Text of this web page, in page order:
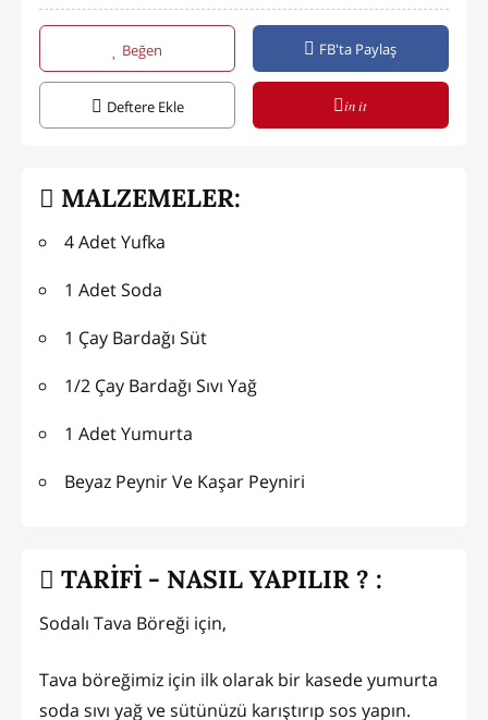
Beğen FB'ta Paylaş
Deftere Ekle in it
MALZEMELER:
4 Adet Yufka
1 Adet Soda
1 Çay Bardağı Süt
1/2 Çay Bardağı Sıvı Yağ
1 Adet Yumurta
Beyaz Peynir Ve Kaşar Peyniri
TARİFİ - NASIL YAPILIR ? :
Sodalı Tava Böreği için,
Tava böreğimiz için ilk olarak bir kasede yumurta
soda sıvı yağ ve sütünüzü karıştırıp sos yapın.